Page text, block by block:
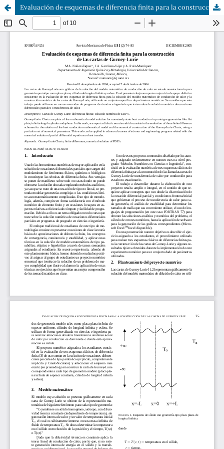
Evaluación de esquemas de diferencia finita para la construcción de las cartas de Gurney-Lurie